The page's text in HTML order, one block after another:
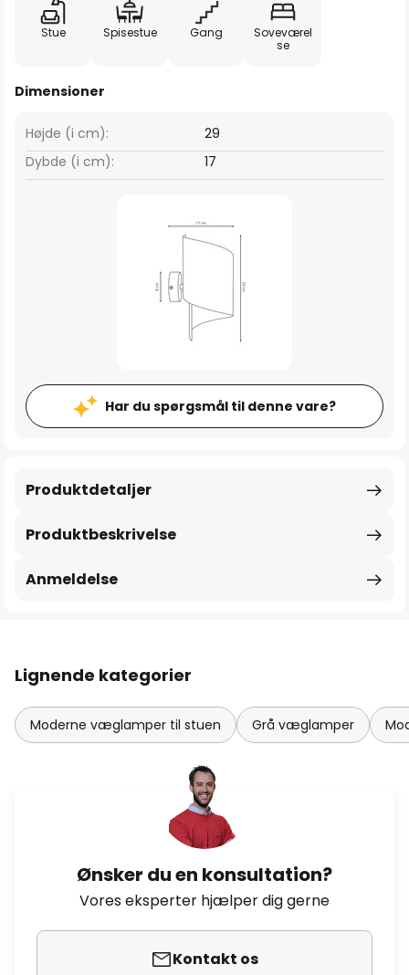
Stue Spisestue Gang
Soveværel
se
Dimensioner
Højde (i cm):
29
Dybde (i cm):
17
Har du spørgsmål til denne vare?
Produktbeskrivelse
Produktdetaljer
Anmeldelse
Lignende kategorier
Moderne væglamper til stuen Grå væglamper
Ønsker du en konsultation?
Vores eksperter hjælper dig gerne
Kontakt os